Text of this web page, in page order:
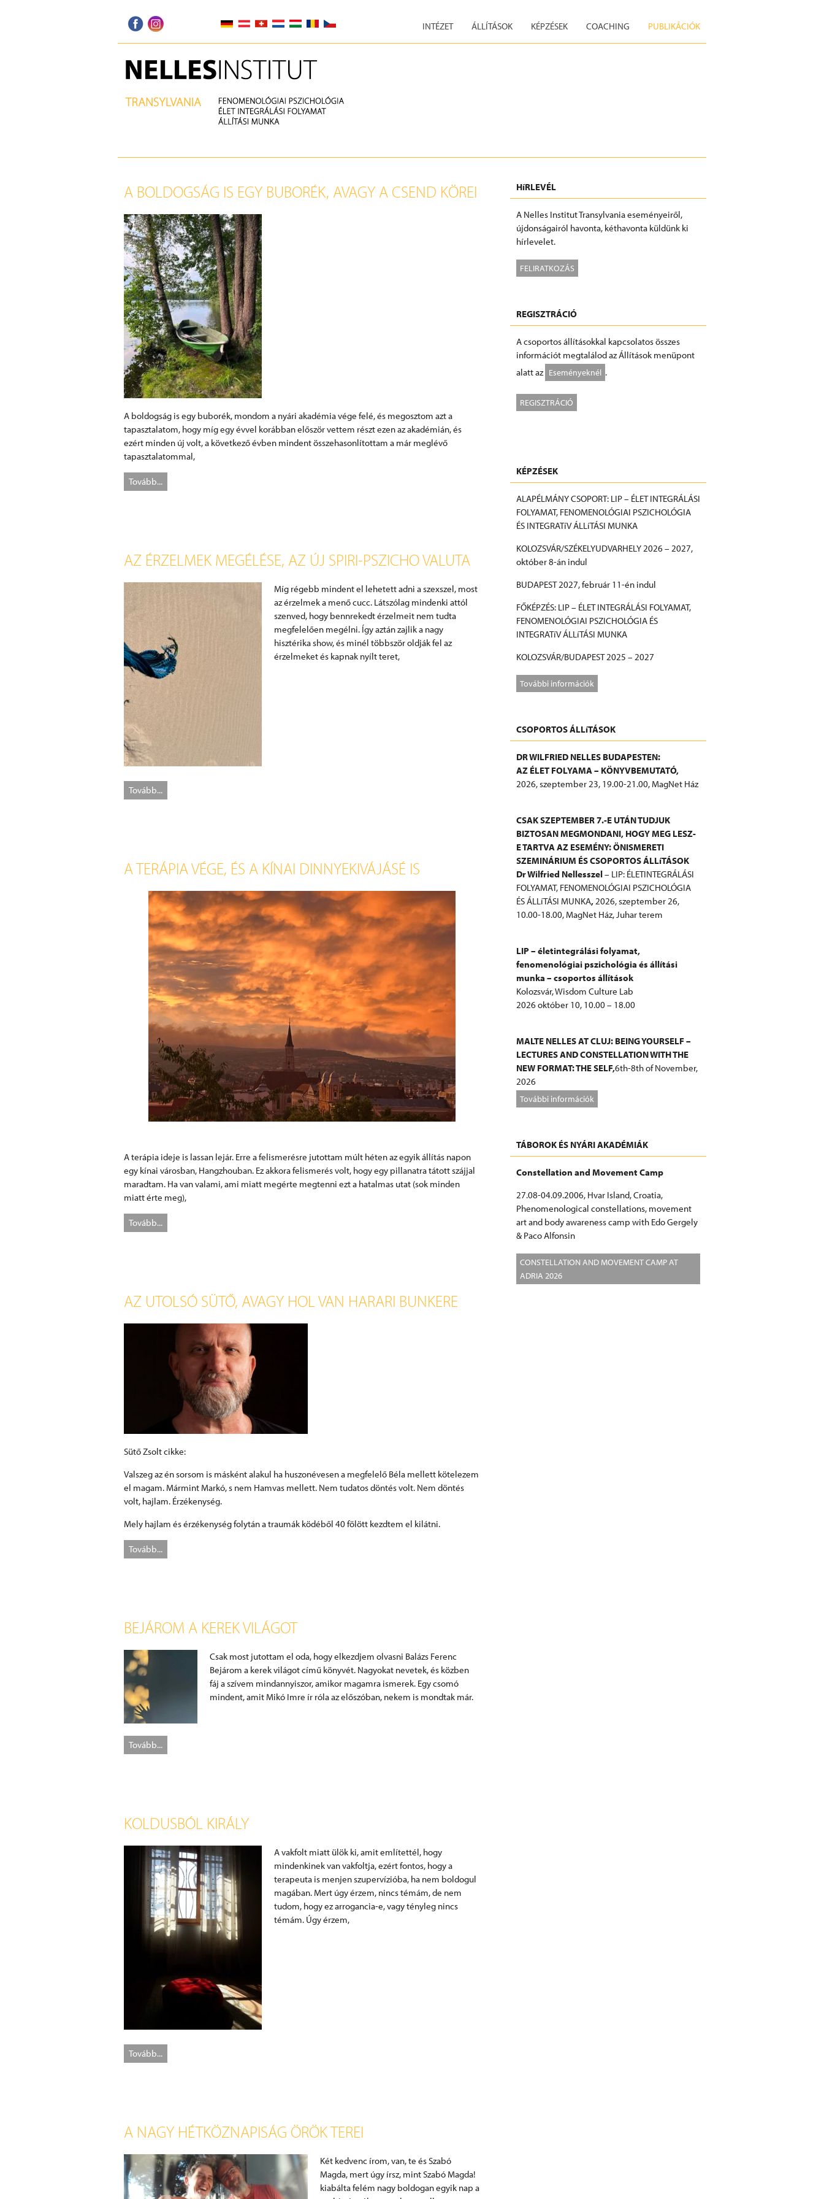
INTÉZET ÁLLÍTÁSOK KÉPZÉSEK COACHING PUBLIKÁCIÓK
A BOLDOGSÁG IS EGY BUBORÉK, AVAGY A CSEND KÖREI
A boldogság is egy buborék, mondom a nyári akadémia vége felé, és megosztom azt a
tapasztalatom, hogy míg egy évvel korábban először vettem részt ezen az akadémián, és
ezért minden új volt, a következő évben mindent összehasonlítottam a már meglévő
tapasztalatommal,
Tovább...
AZ ÉRZELMEK MEGÉLÉSE, AZ ÚJ SPIRI-PSZICHO VALUTA
Míg régebb mindent el lehetett adni a szexszel, most
az érzelmek a menő cucc. Látszólag mindenki attól
szenved, hogy bennrekedt érzelmeit nem tudta
megfelelően megélni. Így aztán zajlik a nagy
hisztérika show, és minél többször oldják fel az
érzelmeket és kapnak nyílt teret,
Tovább...
A TERÁPIA VÉGE, ÉS A KÍNAI DINNYEKIVÁJÁSÉ IS
A terápia ideje is lassan lejár. Erre a felismerésre jutottam múlt héten az egyik állítás napon
egy kínai városban, Hangzhouban. Ez akkora felismerés volt, hogy egy pillanatra tátott szájjal
maradtam. Ha van valami, ami miatt megérte megtenni ezt a hatalmas utat (sok minden
miatt érte meg),
Tovább...
AZ UTOLSÓ SÜTŐ, AVAGY HOL VAN HARARI BUNKERE
Sütő Zsolt cikke:
Valszeg az én sorsom is másként alakul ha huszonévesen a megfelelő Béla mellett kötelezem
el magam. Mármint Markó, s nem Hamvas mellett. Nem tudatos döntés volt. Nem döntés
volt, hajlam. Érzékenység.
Mely hajlam és érzékenység folytán a traumák ködéből 40 fölött kezdtem el kilátni.
Tovább...
BEJÁROM A KEREK VILÁGOT
Csak most jutottam el oda, hogy elkezdjem olvasni Balázs Ferenc
Bejárom a kerek világot című könyvét. Nagyokat nevetek, és közben
fáj a szívem mindannyiszor, amikor magamra ismerek. Egy csomó
mindent, amit Mikó Imre ír róla az előszóban, nekem is mondtak már.
Tovább...
KOLDUSBÓL KIRÁLY
A vakfolt miatt ülök ki, amit említettél, hogy
mindenkinek van vakfoltja, ezért fontos, hogy a
terapeuta is menjen szupervízióba, ha nem boldogul
magában. Mert úgy érzem, nincs témám, de nem
tudom, hogy ez arrogancia-e, vagy tényleg nincs
témám. Úgy érzem,
Tovább...
A NAGY HÉTKÖZNAPISÁG ÖRÖK TEREI
Két kedvenc írom, van, te és Szabó
Magda, mert úgy írsz, mint Szabó Magda!
kiabálta felém nagy boldogan egyik nap a
HíRLEVÉL
A Nelles Institut Transylvania eseményeiről,
újdonságairól havonta, kéthavonta küldünk ki
hírlevelet.
FELIRATKOZÁS
REGISZTRÁCIÓ
A csoportos állításokkal kapcsolatos összes
információt megtalálod az Állítások menüpont
alatt az Eseményeknél .
REGISZTRÁCIÓ
KÉPZÉSEK
ALAPÉLMÁNY CSOPORT: LIP – ÉLET INTEGRÁLÁSI
FOLYAMAT, FENOMENOLÓGIAI PSZICHOLÓGIA
ÉS INTEGRATíV ÁLLíTÁSI MUNKA
KOLOZSVÁR/SZÉKELYUDVARHELY 2026 – 2027,
október 8-án indul
BUDAPEST 2027, február 11-én indul
FŐKÉPZÉS: LIP – ÉLET INTEGRÁLÁSI FOLYAMAT,
FENOMENOLÓGIAI PSZICHOLÓGIA ÉS
INTEGRATíV ÁLLíTÁSI MUNKA
KOLOZSVÁR/BUDAPEST 2025 – 2027
További információk
CSOPORTOS ÁLLíTÁSOK
DR WILFRIED NELLES BUDAPESTEN:
AZ ÉLET FOLYAMA – KÖNYVBEMUTATÓ,
2026, szeptember 23, 19.00-21.00, MagNet Ház
CSAK SZEPTEMBER 7.-E UTÁN TUDJUK
BIZTOSAN MEGMONDANI, HOGY MEG LESZ-
E TARTVA AZ ESEMÉNY: ÖNISMERETI
SZEMINÁRIUM ÉS CSOPORTOS ÁLLíTÁSOK
Dr Wilfried Nellesszel– LIP: ÉLETINTEGRÁLÁSI
FOLYAMAT, FENOMENOLÓGIAI PSZICHOLÓGIA
ÉS ÁLLíTÁSI MUNKA,2026, szeptember 26,
10.00-18.00, MagNet Ház, Juhar terem
LIP – életintegrálási folyamat,
fenomenológiai pszichológia és állítási
munka – csoportos állítások
Kolozsvár, Wisdom Culture Lab
2026 október 10, 10.00 – 18.00
MALTE NELLES AT CLUJ: BEING YOURSELF –
LECTURES AND CONSTELLATION WITH THE
NEW FORMAT: THE SELF,6th-8th of November,
2026
További információk
TÁBOROK ÉS NYÁRI AKADÉMIÁK
Constellation and Movement Camp
27.08-04.09.2006, Hvar Island, Croatia,
Phenomenological constellations, movement
art and body awareness camp with Edo Gergely
& Paco Alfonsin
CONSTELLATION AND MOVEMENT CAMP AT
ADRIA 2026